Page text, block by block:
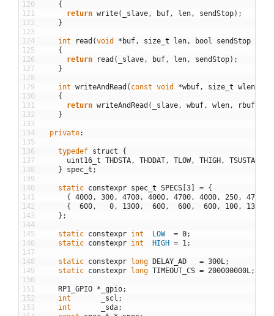
120
121
122
123
124
125
126
127
128
129
130
131
132
133
134
135
136
137
138
139
140
141
142
143
144
145
146
147
148
149
150
151
152
153
{
return write( _slave , buf , len , sendStop) ;
}
int read (void * buf , size t len , bool sendStop
{
return
read ( _slave , buf , len , sendStop) ;
}
int writeAndRead ( const void *wbuf , size t wlen
{
return writeAndRead ( _slave , wbuf , wlen , rbuf
}
private:
typedef struct
{
uint16 t THDSTA , THDDAT , TLOW, THIGH , TSUSTA
}
spec_t ;
static constexpr spec t SPECS [3] = {
{ 4000 , 300 , 4700 , 4000 , 4700 , 4000 , 250 , 4700
{
600 , 0 , 1300 , 600 , 600 , 600 , 100 , 1300
} ;
static constexpr int LOW = 0;
static constexpr int HIGH = 1 ;
static constexpr long DELAY_AD = 300L ;
static constexpr long TIMEOUT_CS = 200000000L ;
RP1_GPIO * _gpio;
int
_scl ;
int
_sda;